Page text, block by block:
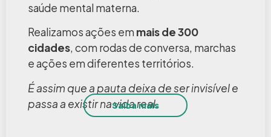
saúde mental materna.
Realizamos ações em mais de 300
cidades, com rodas de conversa, marchas
e ações em diferentes territórios.
É assim que a pauta deixa de ser invisível e
passa a existir na vida real.
Saiba mais